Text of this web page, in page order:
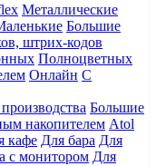
Металлические
Большие
штрих-кодов
Полноцветных
Онлайн С
Большие
накопителем Atol
кафе Для бара Для
с монитором Для